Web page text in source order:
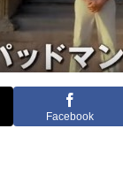
Facebook